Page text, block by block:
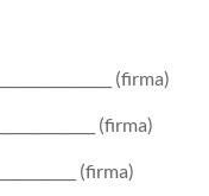
(firma)
(firma)
(firma)